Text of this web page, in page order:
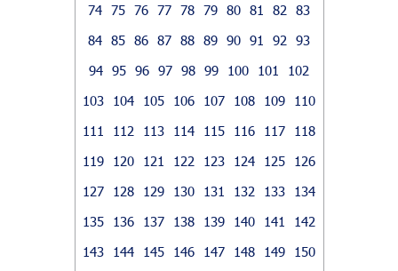
74 75 76 77 78 79 80 81 82
83
84 85 86 87 88 89 90 91 92
93
94 95 96 97 98 99 100 101
102
103
104 105 106 107 108 109
110
111
112 113 114 115 116 117
118
119
120 121 122 123 124 125
126
127
128 129 130 131 132 133
134
135
136 137 138 139 140 141
142
143
144 145 146 147 148 149
150